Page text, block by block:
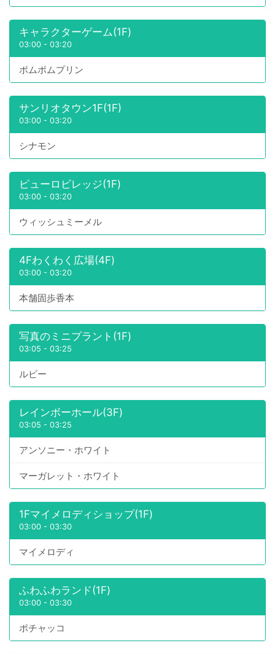
キャラクターゲーム(1F)
03:00 - 03:20
ポムポムプリン
サンリオタウン1F(1F)
03:00 - 03:20
シナモン
ピューロビレッジ(1F)
03:00 - 03:20
ウィッシュミーメル
4Fわくわく広場(4F)
03:00 - 03:20
本舗固歩香本
写真のミニプラント(1F)
03:05 - 03:25
ルビー
レインボーホール(3F)
03:05 - 03:25
アンソニー・ホワイト
マーガレット・ホワイト
1Fマイメロディショップ(1F)
03:00 - 03:30
マイメロディ
ふわふわランド(1F)
03:00 - 03:30
ポチャッコ